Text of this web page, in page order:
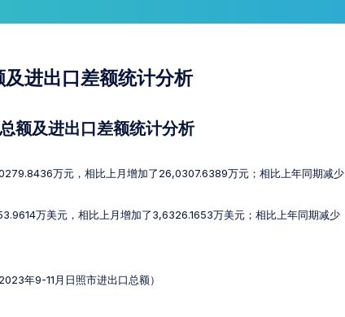
进出口差额统计分析
额及进出口差额统计分析
万元，相比上月增加了26,0307.6389万元；相比上年同期减少
万美元，相比上月增加了3,6326.1653万美元；相比上年同期减少
年9-11月日照市进出口总额）